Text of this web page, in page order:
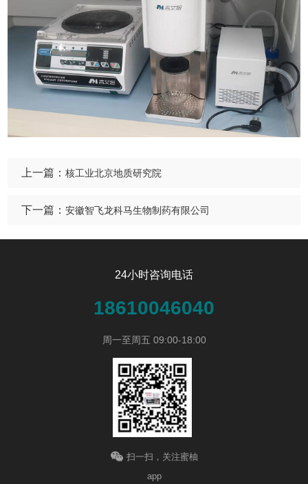
上一篇：核工业北京地质研究院
下一篇：安徽智飞龙科马生物制药有限公司
24小时咨询电话
18610046040
周一至周五 09:00-18:00
扫一扫，关注蜜柚
app